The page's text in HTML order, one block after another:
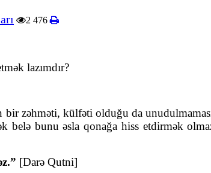
2 476
lazımdır?
bir zəhməti, külfəti olduğu da
belə bunu əsla qonağa hiss etdirmək
[Darə Qutni]